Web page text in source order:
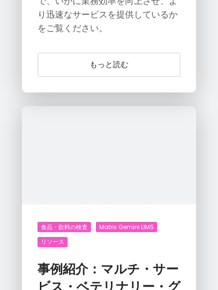
り迅速なサービスを提供しているか
をご覧ください。
もっと読む
食品・飲料の検査
Matrix Gemini LIMS
リソース
事例紹介：マルチ・サー